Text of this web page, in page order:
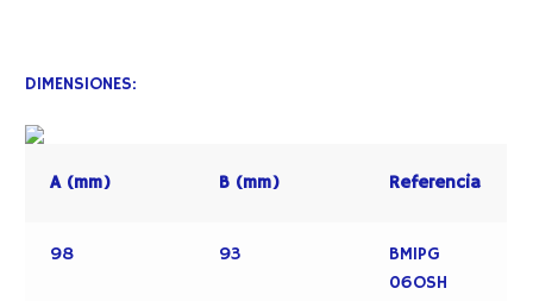
DIMENSIONES:
A (mm) B (mm) Referencia
98 93
BMIPG
06OSH